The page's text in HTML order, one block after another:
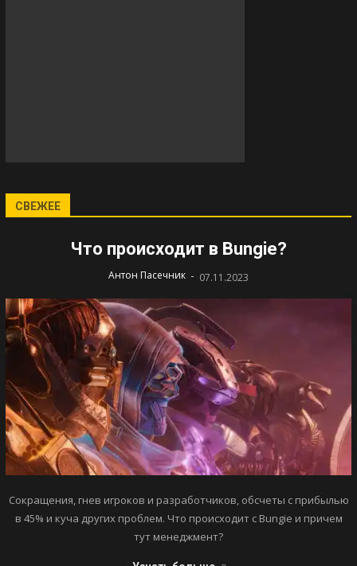
СВЕЖЕЕ
Что происходит в Bungie?
Антон Пасечник - 07.11.2023
Сокращения, гнев игроков и разработчиков, обсчеты с прибылью
в 45% и куча других проблем. Что происходит с Bungie и причем
тут менеджмент?